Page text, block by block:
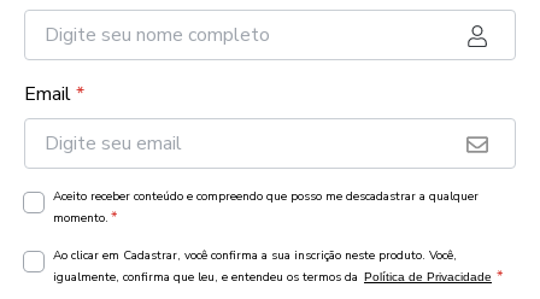
Email*
Aceito receber conteúdo e compreendo que posso me descadastrar a qualquer
momento. *
Ao clicar em Cadastrar, você confirma a sua inscrição neste produto. Você,
igualmente, confirma que leu, e entendeu os termos da Política de Privacidade *